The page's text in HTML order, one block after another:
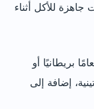
جاهزة للأكل أثناء
بريطانيًا أو
إضافة إلى